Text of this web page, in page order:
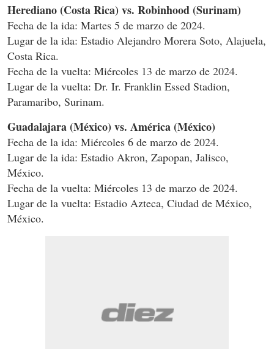
Herediano (Costa Rica) vs. Robinhood (Surinam)
Fecha de la ida: Martes 5 de marzo de 2024.
Lugar de la ida: Estadio Alejandro Morera Soto, Alajuela,
Costa Rica.
Fecha de la vuelta: Miércoles 13 de marzo de 2024.
Lugar de la vuelta: Dr. Ir. Franklin Essed Stadion,
Paramaribo, Surinam.
Guadalajara (México) vs. América (México)
Fecha de la ida: Miércoles 6 de marzo de 2024.
Lugar de la ida: Estadio Akron, Zapopan, Jalisco,
México.
Fecha de la vuelta: Miércoles 13 de marzo de 2024.
Lugar de la vuelta: Estadio Azteca, Ciudad de México,
México.